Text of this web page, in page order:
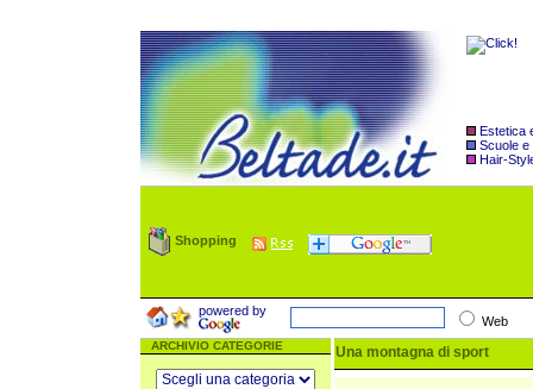
Estetica
Scuole e
Hair-
Shopping
powered by
Web
ARCHIVIO CATEGORIE Una montagna di sport